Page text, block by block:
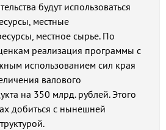
будут использоваться
местные
местное сырье. По
реализация программы с
использованием сил края
валового
на 350 млрд. рублей. Этого
добиться с нынешней